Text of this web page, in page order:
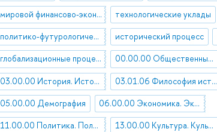
мировой финансово-экономический кризис технологические уклады
политико-футурологические исследования исторический процесс
глобализационные процессы 00.00.00 Общественные науки в целом
03.00.00 История. Исторические науки 03.01.06 Философия истории
05.00.00 Демография 06.00.00 Экономика. Экономические науки
11.00.00 Политика. Политические науки 13.00.00 Культура. Культурология